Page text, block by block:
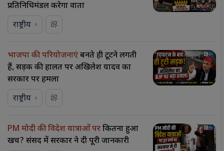
प्रतिनिधिमंडल करेगा वार्ता
राष्ट्रीय
भाजपा की परियोजनाएंबनते ही टूटने लगती
हैं, सड़क की हालत पर अखिलेश यादव का
सरकार पर हमला
राष्ट्रीय
PM मोदी की विदेश यात्राओं परकितना हुआ
खर्च? संसद में सरकार ने दी पूरी जानकारी